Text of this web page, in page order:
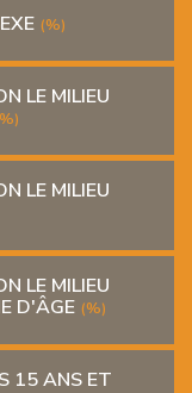
(%)
LE MILIEU
LE MILIEU
LE MILIEU
D'ÂGE (%)
15 ANS ET